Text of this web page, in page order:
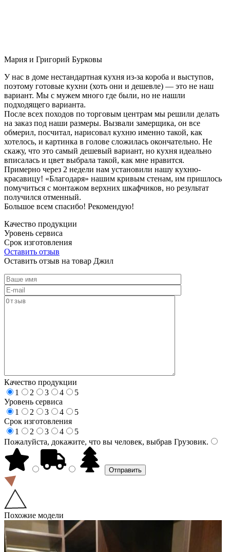
Мария и Григорий Бурковы
У нас в доме нестандартная кухня из-за короба и выступов,
поэтому готовые кухни (хоть они и дешевле) — это не наш
вариант. Мы с мужем много где были, но не нашли
подходящего варианта.
После всех походов по торговым центрам мы решили делать
на заказ под наши размеры. Вызвали замерщика, он все
обмерил, посчитал, нарисовал кухню именно такой, как
хотелось, и картинка в голове сложилась окончательно. Не
скажу, что это самый дешевый вариант, но кухня идеально
вписалась и цвет выбрала такой, как мне нравится.
Примерно через 2 недели нам установили нашу кухню-
красавицу! «Благодаря» нашим кривым стенам, им пришлось
помучиться с монтажом верхних шкафчиков, но результат
получился отменный.
Большое всем спасибо! Рекомендую!
Качество продукции
Уровень сервиса
Срок изготовления
Оставить отзыв
Оставить отзыв на товар Джил
Качество продукции
1
2 3 4
5
Уровень сервиса
1
2 3 4
5
Срок изготовления
1
2 3 4
5
Пожалуйста, докажите, что вы человек, выбрав Грузовик.
Похожие модели